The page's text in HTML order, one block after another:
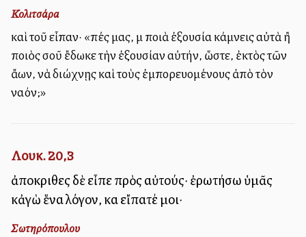
Κολιτσάρα
καὶ τοῦ εἶπαν· «πές μας, μὲ ποιὰ ἐξουσία κάμνεις αὐτὰ ἢ
ποιὸς σοῦ ἔδωκε τὴν ἐξουσίαν αὐτήν, ὥστε, ἐκτὸς τῶν
ἄλλων, νὰ διώχνῃς καὶ τοὺς ἐμπορευομένους ἀπὸ τὸν
ναόν;»
Λουκ. 20,3
ἀποκριθεὶς δὲ εἶπε πρὸς αὐτούς· ἐρωτήσω ὑμᾶς
κἀγὼ ἕνα λόγον, καὶ εἴπατέ μοι·
Σωτηρόπουλου